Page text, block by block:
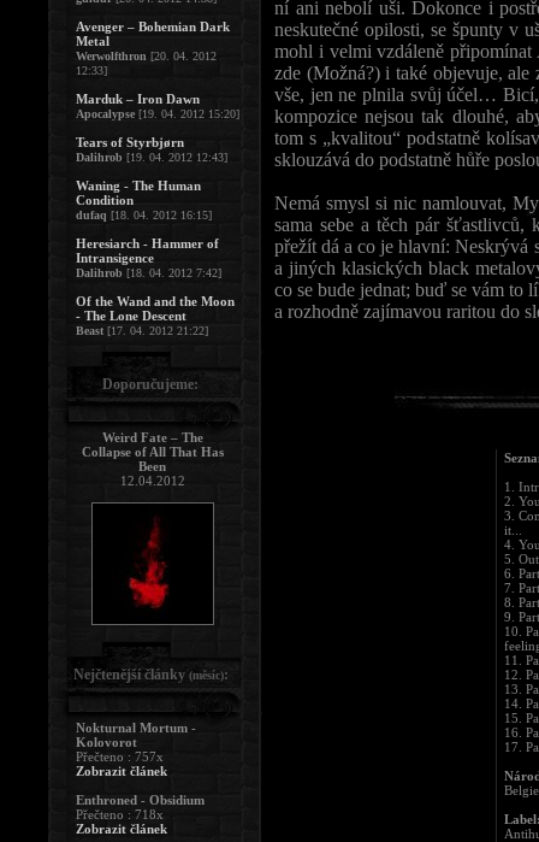
ní ani nebolí uši. Dokonce i
neskutečné opilosti, se špunty v
mohl i velmi vzdáleně
zde (Možná?) i také objevuje,
vše, jen ne plnila svůj účel… Bicí,
kompozice nejsou tak dlouhé,
tom s „kvalitou“ podstatně
sklouzává do podstatně hůře
Nemá smysl si nic namlouvat,
sama sebe a těch pár
přežít dá a co je hlavní: Neskrývá
a jiných klasických black
co se bude jednat; buď se vám to
a rozhodně zajímavou raritou do
1.
2.
3.
it...
4.
5.
6.
7.
8.
9.
10.
11.
12.
13.
14.
15.
16.
17.
Belgie
Avenger – Bohemian Dark
Metal
Werwolfthron [20. 04. 2012
12:33]
Marduk – Iron Dawn
Apocalypse [19. 04. 2012 15:20]
Tears of Styrbjørn
Dalihrob [19. 04. 2012 12:43]
Waning - The Human
Condition
dufaq [18. 04. 2012 16:15]
Heresiarch - Hammer of
Intransigence
Dalihrob [18. 04. 2012 7:42]
Of the Wand and the Moon
- The Lone Descent
Beast [17. 04. 2012 21:22]
Doporučujeme:
Weird Fate – The
Collapse of All That Has
Been
12.04.2012
Nejčtenější články (měsíc):
Nokturnal Mortum -
Kolovorot
Přečteno : 757x
Zobrazit článek
Enthroned - Obsidium
Přečteno : 718x
Zobrazit článek